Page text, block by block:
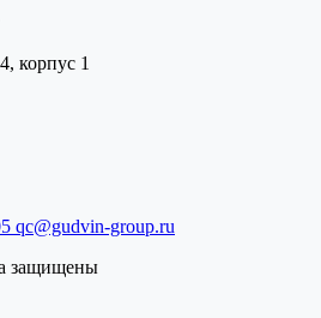
корпус 1
qc@gudvin-group.ru
защищены